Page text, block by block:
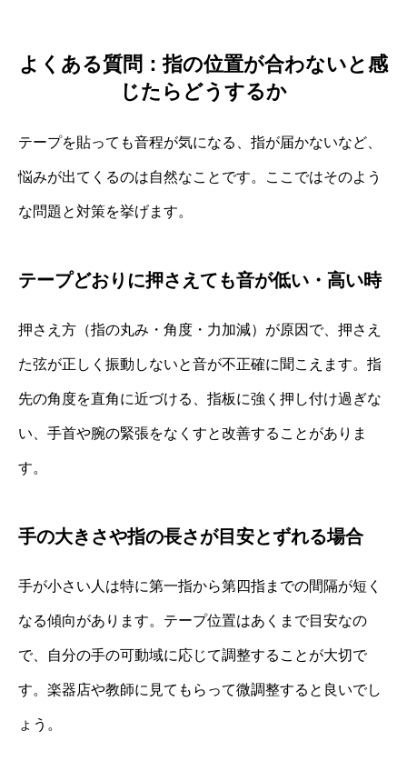
よくある質問：指の位置が合わないと感
じたらどうするか
テープを貼っても音程が気になる、指が届かないなど、
悩みが出てくるのは自然なことです。ここではそのよう
な問題と対策を挙げます。
テープどおりに押さえても音が低い・高い時
押さえ方（指の丸み・角度・力加減）が原因で、押さえ
た弦が正しく振動しないと音が不正確に聞こえます。指
先の角度を直角に近づける、指板に強く押し付け過ぎな
い、手首や腕の緊張をなくすと改善することがありま
す。
手の大きさや指の長さが目安とずれる場合
手が小さい人は特に第一指から第四指までの間隔が短く
なる傾向があります。テープ位置はあくまで目安なの
で、自分の手の可動域に応じて調整することが大切で
す。楽器店や教師に見てもらって微調整すると良いでし
ょう。